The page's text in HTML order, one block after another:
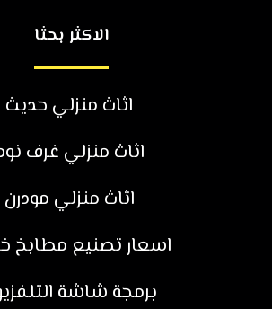
الاكثر بحثا
اثاث منزلي حديث
اثاث منزلي غرف
اثاث منزلي مودرن
اسعار تصنيع
برمجة شاشة